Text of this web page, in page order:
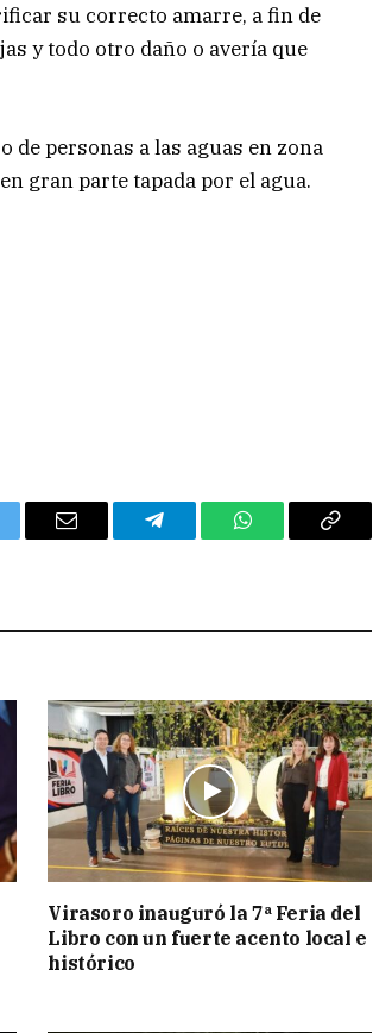
su correcto amarre, a fin de
y todo otro daño o avería que
personas a las aguas en zona
gran parte tapada por el agua.
Email Telegram WhatsAppCopy
Virasoro inauguró la 7ª Feria del
Libro con un fuerte acento local e
histórico